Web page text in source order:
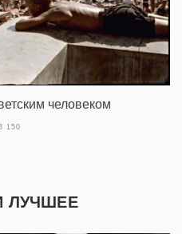
человеком
150
ЛУЧШЕЕ